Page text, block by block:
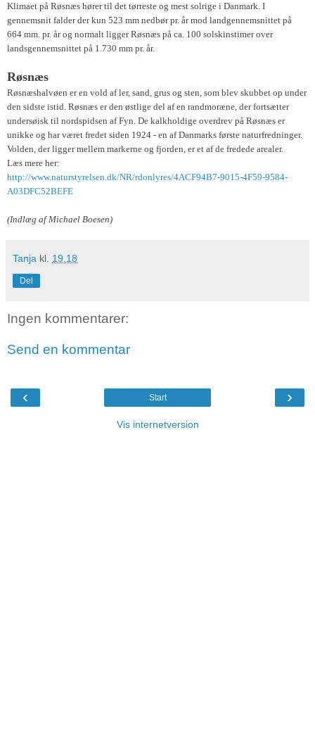
Klimaet på Røsnæs hører til det tørreste og mest solrige i Danmark. I
gennemsnit falder der kun 523 mm nedbør pr. år mod landgennemsnittet på
664 mm. pr. år og normalt ligger Røsnæs på ca. 100 solskinstimer over
landsgennemsnittet på 1.730 mm pr. år.
Røsnæs
Røsnæshalvøen er en vold af ler, sand, grus og sten, som blev skubbet op under
den sidste istid. Røsnæs er den østlige del af en randmoræne, der fortsætter
undersøisk til nordspidsen af Fyn. De kalkholdige overdrev på Røsnæs er
unikke og har været fredet siden 1924 - en af Danmarks første naturfredninger.
Volden, der ligger mellem markerne og fjorden, er et af de fredede arealer.
Læs mere her:
http://www.naturstyrelsen.dk/NR/rdonlyres/4ACF94B7-9015-4F59-9584-
A03DFC52BEFE
(Indlæg af Michael Boesen)
Tanja kl. 19.18
Del
Ingen kommentarer:
Send en kommentar
‹ ›
Start
Vis internetversion